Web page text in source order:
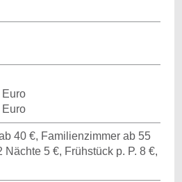
Euro
Euro
40 €, Familienzimmer ab 55
5 €, Frühstück p. P. 8 €,